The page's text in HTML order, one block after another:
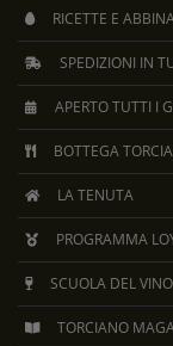
RICETTE E
SPEDIZIONI IN
APERTO TUTTI I
BOTTEGA
LA TENUTA
PROGRAMMA
SCUOLA DEL
TORCIANO